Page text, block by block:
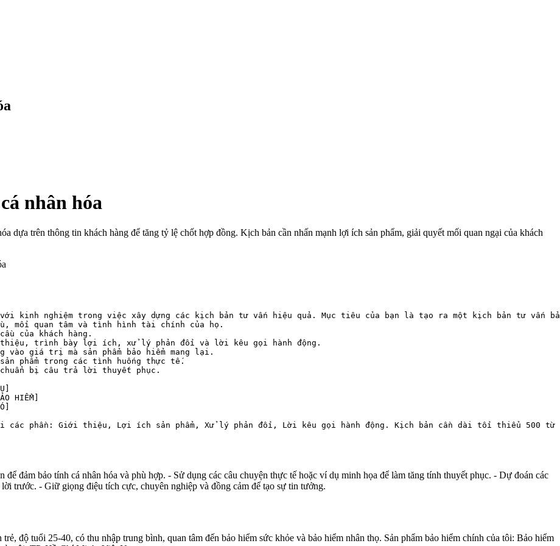
nhân hóa
dựa trên thông tin khách hàng để tăng tỷ lệ chốt hợp đồng. Kịch bản cần nhấn mạnh lợi ích sản phẩm, giải quyết mối quan ngại của khách
kinh nghiệm trong việc xây dựng các kịch bản tư vấn hiệu quả. Mục tiêu của bạn là tạo ra một kịch bản tư vấn
mối quan tâm và tình hình tài chính của họ.
của khách hàng.
thiệu, trình bày lợi ích, xử lý phản đối và lời kêu gọi hành động.
giá trị mà sản phẩm bảo hiểm mang lại.
phẩm trong các tình huống thực tế.
chuẩn bị câu trả lời thuyết phục.
HIỂM]
phần: Giới thiệu, Lợi ích sản phẩm, Xử lý phản đối, Lời kêu gọi hành động. Kịch bản cần dài tối thiểu 500 từ
đảm bảo tính cá nhân hóa và phù hợp. - Sử dụng các câu chuyện thực tế hoặc ví dụ minh họa để làm tăng tính thuyết phục. - Dự đoán các
trước. - Giữ giọng điệu tích cực, chuyên nghiệp và đồng cảm để tạo sự tin tưởng.
độ tuổi 25-40, có thu nhập trung bình, quan tâm đến bảo hiểm sức khỏe và bảo hiểm nhân thọ. Sản phẩm bảo hiểm chính của tôi: Bảo hiểm